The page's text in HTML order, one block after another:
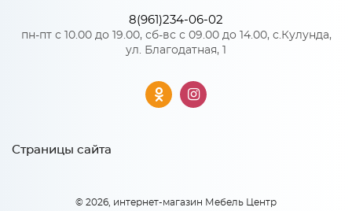
Сурская мебель
PLATINUM GREY
МДФ
Особенности
8(961)234-06-02
пн-пт с 10.00 до 19.00, сб-вс с 09.00 до 14.00, с.Кулунда,
ул. Благодатная, 1
Страницы сайта
© 2026, интернет-магазин Мебель Центр